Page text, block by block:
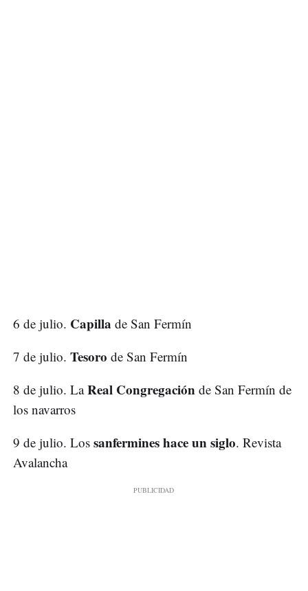
6 de julio. Capilla de San Fermín
7 de julio. Tesoro de San Fermín
8 de julio. LaReal Congregación de San Fermín de
los navarros
9 de julio. Los sanfermines hace un siglo. Revista
Avalancha